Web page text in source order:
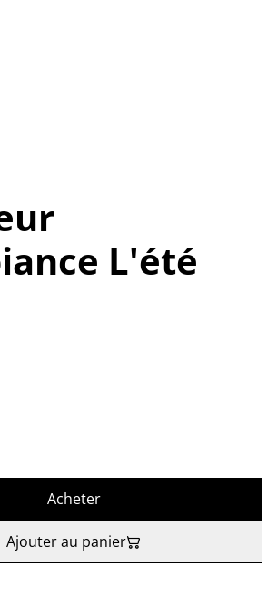
L'été
Acheter
Ajouter au panier